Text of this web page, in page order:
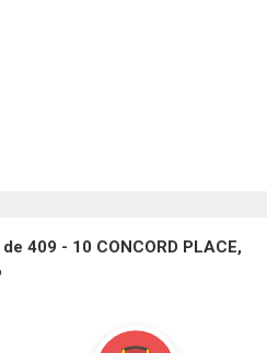
409 - 10 CONCORD PLACE,